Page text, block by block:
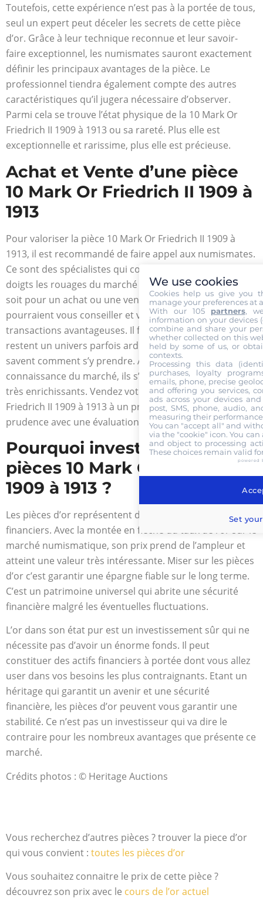
Toutefois, cette expérience n’est pas à la portée de tous,
seul un expert peut déceler les secrets de cette pièce
d’or. Grâce à leur technique reconnue et leur savoir-
faire exceptionnel, les numismates sauront exactement
définir les principaux avantages de la pièce. Le
professionnel tiendra également compte des autres
caractéristiques qu’il jugera nécessaire d’observer.
Parmi cela se trouve l’état physique de la 10 Mark Or
Friedrich II 1909 à 1913 ou sa rareté. Plus elle est
exceptionnelle et rarissime, plus elle est précieuse.
Achat et Vente d’une pièce
10 Mark Or Friedrich II 1909 à
1913
Pour valoriser la pièce 10 Mark Or Friedrich II 1909 à
1913, il est recommandé de faire appel aux numismates.
Ce sont des spécialistes qui connaissent sur le bout des
doigts les rouages du marché des pièces d’or. Que ce
soit pour un achat ou une vente, ces derniers
pourraient vous conseiller et vous diriger vers les
transactions avantageuses. Il faut noter que les pièces
restent un univers parfois ardu mais les collectionneurs
savent comment s’y prendre. Avec une meilleure
connaissance du marché, ils s’adonnent à de vrais défis
très enrichissants. Vendez votre pièce 10 Mark Or
Friedrich II 1909 à 1913 à un prix intéressant en toute
prudence avec une évaluation des plus correctes.
Pourquoi investir dans les
pièces 10 Mark Or Friedrich II
1909 à 1913 ?
Les pièces d’or représentent d’énormes intérêts
financiers. Avec la montée en flèche du taux de l’or sur le
marché numismatique, son prix prend de l’ampleur et
atteint une valeur très intéressante. Miser sur les pièces
d’or c’est garantir une épargne fiable sur le long terme.
C’est un patrimoine universel qui abrite une sécurité
financière malgré les éventuelles fluctuations.
L’or dans son état pur est un investissement sûr qui ne
nécessite pas d’avoir un énorme fonds. Il peut
constituer des actifs financiers à portée dont vous allez
user dans vos besoins les plus contraignants. Etant un
héritage qui garantit un avenir et une sécurité
financière, les pièces d’or peuvent vous garantir une
stabilité. Ce n’est pas un investisseur qui va dire le
contraire pour les nombreux avantages que présente ce
marché.
Crédits photos : © Heritage Auctions
Vous recherchez d’autres pièces ? trouver la piece d’or
qui vous convient : toutes les pièces d’or
Vous souhaitez connaitre le prix de cette pièce ?
découvrez son prix avec le cours de l’or actuel
We use cookies
Cookies help us give you
manage your preferences at
With our 105 partners,
information on your devices
combine and share your
whether collected on this
held by some of us, or
contexts.
Processing this data
purchases, loyalty
emails, phone, precise
and offering you services,
ads across your devices
post, SMS, phone, audio,
measuring their
You can "accept all" and
via the "cookie" icon. You
and object to processing
These choices remain valid
powered
Set